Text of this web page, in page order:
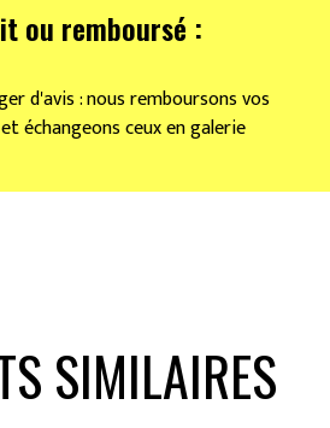
ou remboursé :
d'avis : nous remboursons vos
échangeons ceux en galerie
SIMILAIRES